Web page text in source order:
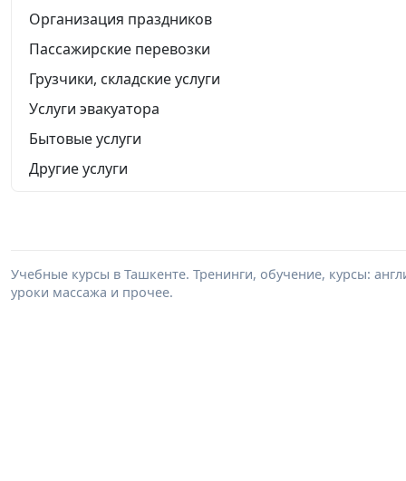
Организация праздников
Пассажирские перевозки
Грузчики, складские услуги
Услуги эвакуатора
Бытовые услуги
Другие услуги
Учебные курсы в Ташкенте. Тренинги, обучение, курсы:
уроки массажа и прочее.